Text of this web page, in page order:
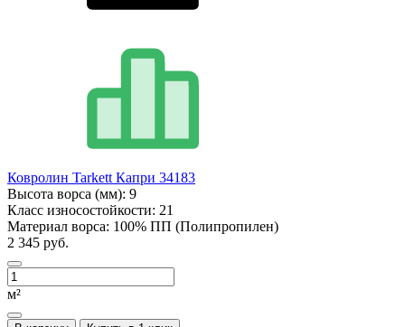
Ковролин Tarkett Капри 34183
Высота ворса (мм): 9
Класс износостойкости: 21
Материал ворса: 100% ПП (Полипропилен)
2 345 руб.
м²